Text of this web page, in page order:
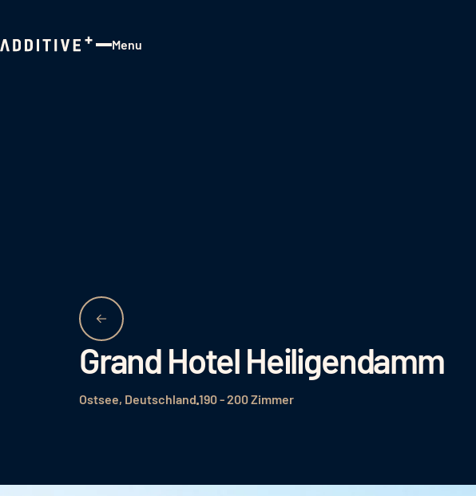
Menu
Grand Hotel Heiligendamm
Ostsee, Deutschland 190 - 200 Zimmer